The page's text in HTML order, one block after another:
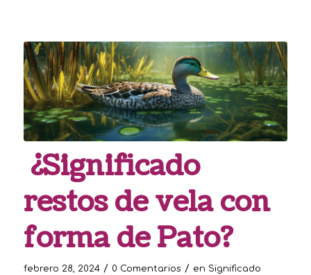
¿Significado
restos de vela con
forma de Pato?
febrero 28, 2024 / 0 Comentarios / en Significado